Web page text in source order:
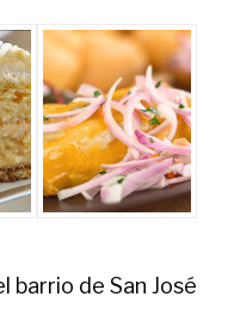
barrio de San José